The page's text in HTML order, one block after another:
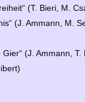
(T. Bieri, M.
(J. Ammann, M.
(J. Ammann, T.